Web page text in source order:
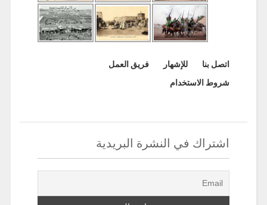
اتصل بنا للإشهار
فريق العمل
شروط الاستخدام
اشتراك في النشرة البريدية